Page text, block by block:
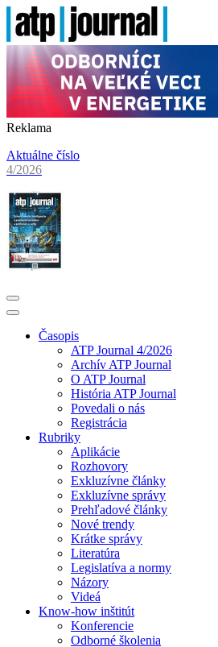
Reklama
Aktuálne číslo
4/2026
Časopis
ATP Journal 4/2026
Archív ATP Journal
O ATP Journal
História ATP Journal
Povedali o nás
Registrácia
Rubriky
Aplikácie
Rozhovory
Exkluzívne články
Exkluzívne správy
Prehľadové články
Nové trendy
Krátke správy
Literatúra
Legislatíva a normy
Názory
Videá
Know-how inštitút
Konferencie
Odborné školenia